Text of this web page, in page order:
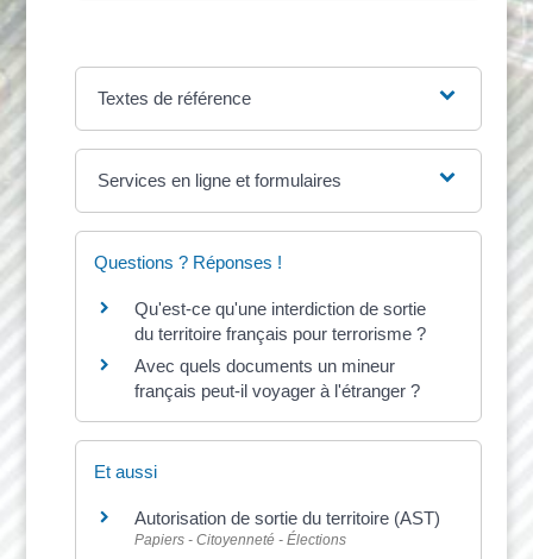
Textes de référence
Services en ligne et formulaires
Questions ? Réponses !
Qu'est-ce qu'une interdiction de sortie
du territoire français pour terrorisme ?
Avec quels documents un mineur
français peut-il voyager à l'étranger ?
Et aussi
Autorisation de sortie du territoire (AST)
Papiers - Citoyenneté - Élections